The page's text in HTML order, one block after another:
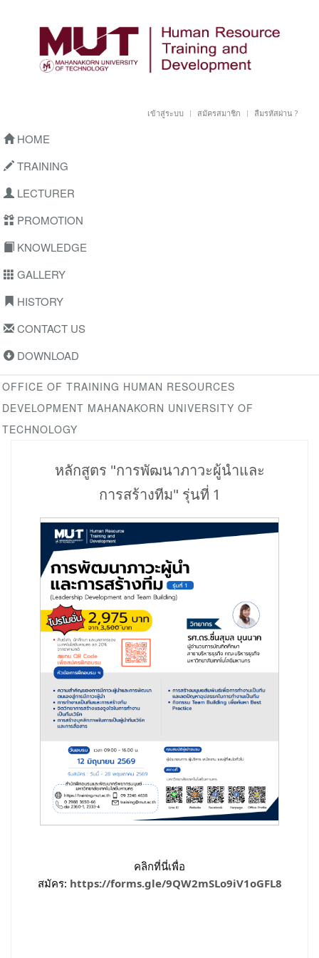
เข้าสู่ระบบ สมัครสมาชิก ลืมรหัสผ่าน ?
HOME
TRAINING
LECTURER
PROMOTION
KNOWLEDGE
GALLERY
HISTORY
CONTACT US
DOWNLOAD
OFFICE OF TRAINING HUMAN RESOURCES
DEVELOPMENT MAHANAKORN UNIVERSITY OF
TECHNOLOGY
หลักสูตร "การพัฒนาภาวะผู้นำและ
การสร้างทีม" รุ่นที่ 1
คลิกที่นี่เพื่อ
สมัคร: https://forms.gle/9QW2mSLo9iV1oGFL8